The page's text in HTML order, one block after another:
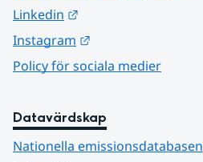
Linkedin
Instagram
Policy för sociala medier
Datavärdskap
Nationella emissionsdatabasen